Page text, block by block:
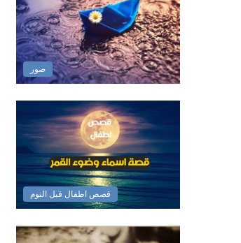
صور
قصص اطفال قبل النوم